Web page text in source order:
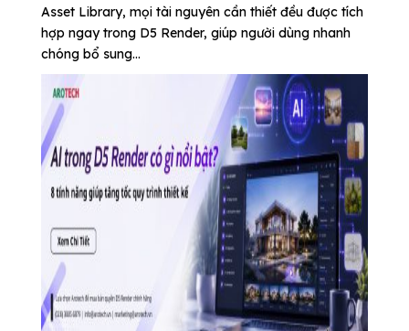
Asset Library, mọi tài nguyên cần thiết đều được tích
hợp ngay trong D5 Render, giúp người dùng nhanh
chóng bổ sung...